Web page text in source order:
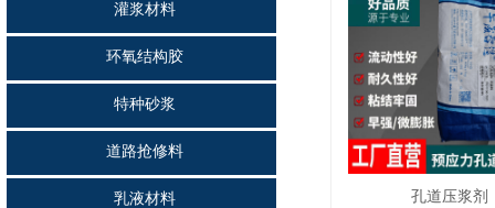
灌浆材料
环氧结构胶
特种砂浆
道路抢修料
乳液材料 孔道压浆剂